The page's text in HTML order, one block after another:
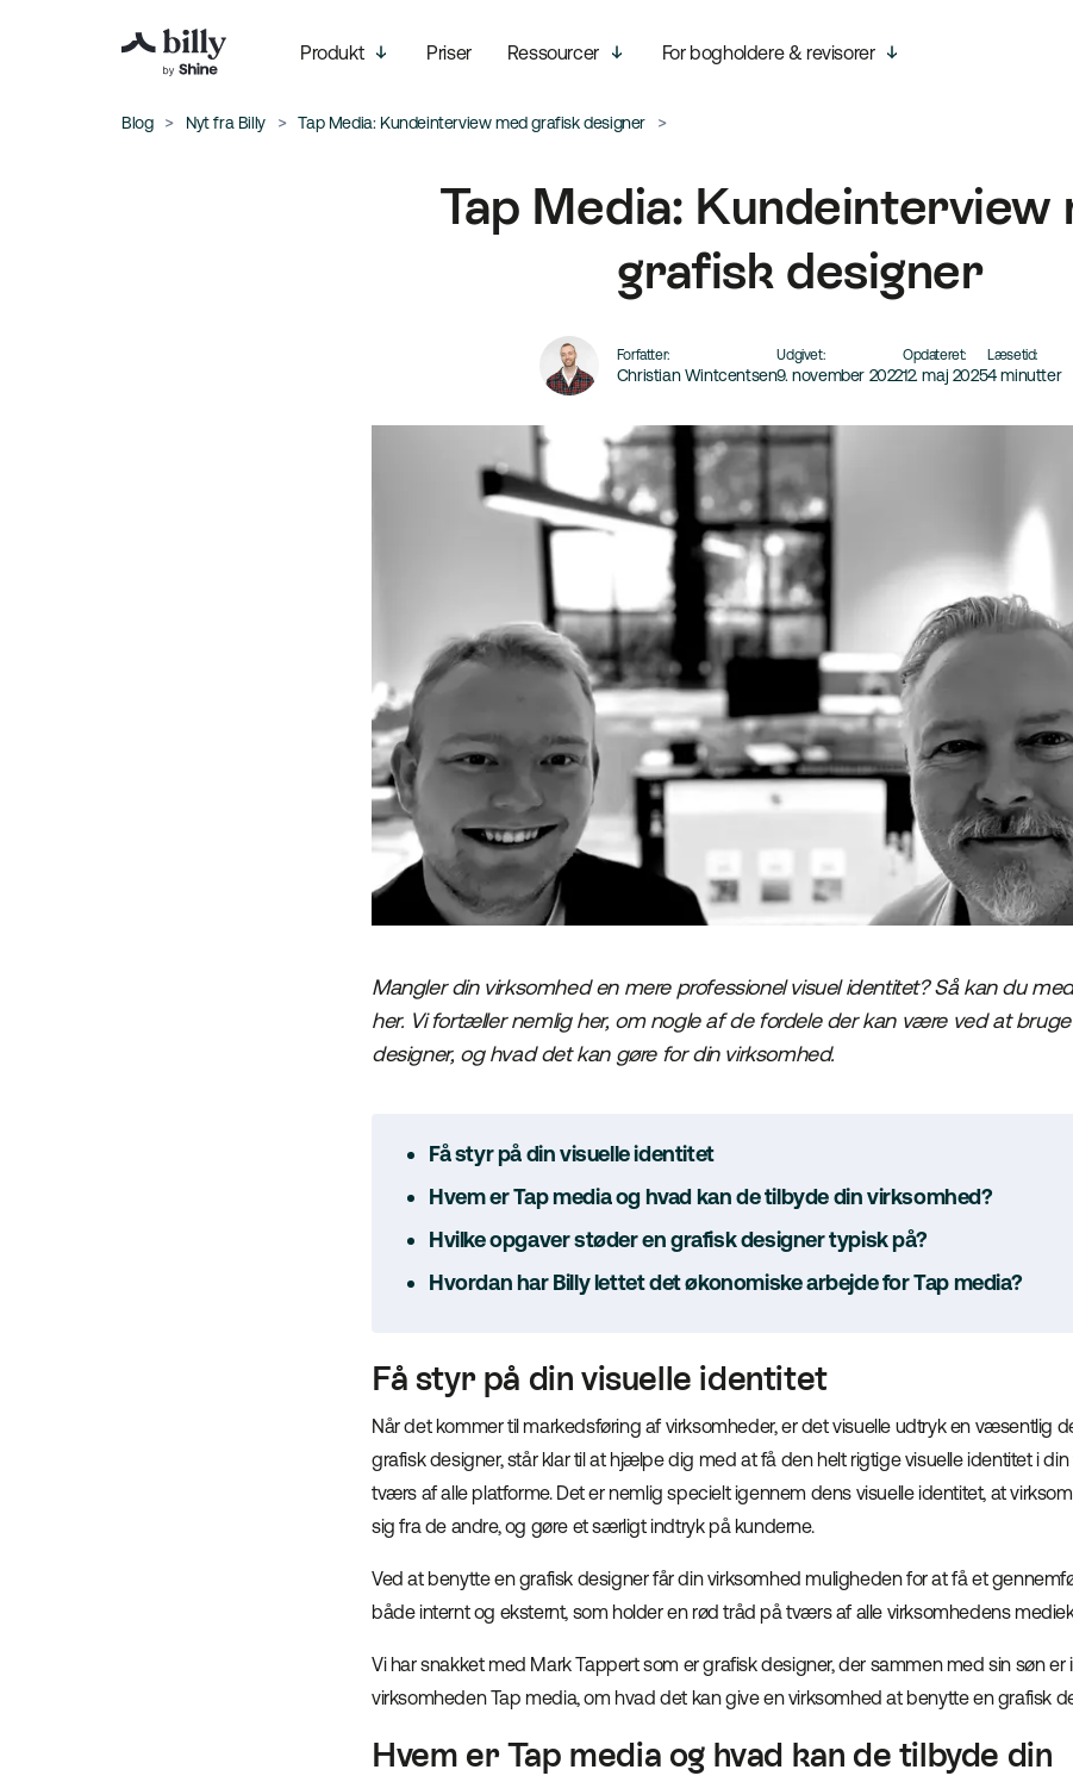
Produkt Priser Ressourcer For bogholdere & revisorer
Blog Nyt fra Billy Tap Media: Kundeinterview med grafisk designer
Tap Media: Kundeinterview
grafisk designer
Forfatter:
Christian Wintcentsen
Udgivet:
9. november 2022
Opdateret:
12. maj 2025
Læsetid:
4 minutter
Få styr på din visuelle identitet
Hvem er Tap media og hvad kan de tilbyde din virksomhed?
Hvilke opgaver støder en grafisk designer typisk på?
Hvordan har Billy lettet det økonomiske arbejde for Tap media?
Mangler din virksomhed en mere professionel visuel identitet? Så kan du
her. Vi fortæller nemlig her, om nogle af de fordele der kan være ved at
designer, og hvad det kan gøre for din virksomhed.
Få styr på din visuelle identitet
Når det kommer til markedsføring af virksomheder, er det visuelle udtryk en væsentlig
grafisk designer, står klar til at hjælpe dig med at få den helt rigtige visuelle identitet i
tværs af alle platforme. Det er nemlig specielt igennem dens visuelle identitet, at
sig fra de andre, og gøre et særligt indtryk på kunderne.
Ved at benytte en grafisk designer får din virksomhed muligheden for at få et
både internt og eksternt, som holder en rød tråd på tværs af alle virksomhedens
Vi har snakket med Mark Tappert som er grafisk designer, der sammen med sin søn er
virksomheden Tap media, om hvad det kan give en virksomhed at benytte en grafisk
Hvem er Tap media og hvad kan de tilbyde din